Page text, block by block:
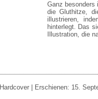
Ganz besonders
die Gluthitze,
illustrieren,
hinterlegt. Das
Illustration, die
Hardcover | Erschienen: 15.